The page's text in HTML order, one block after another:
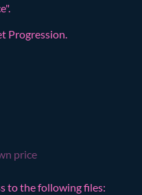
Progression.
price
to the following files: